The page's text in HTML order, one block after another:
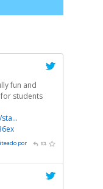
fun and
students
sta…
por